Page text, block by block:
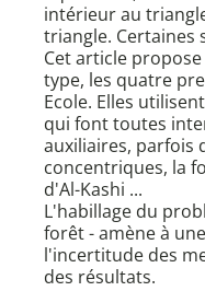
intérieur au
triangle. Certaines
Cet article
type, les quatre
Ecole. Elles
qui font toutes
auxiliaires, parfois
concentriques, la
d'Al-Kashi ...
L'habillage du
forêt - amène à
l'incertitude des
des résultats.